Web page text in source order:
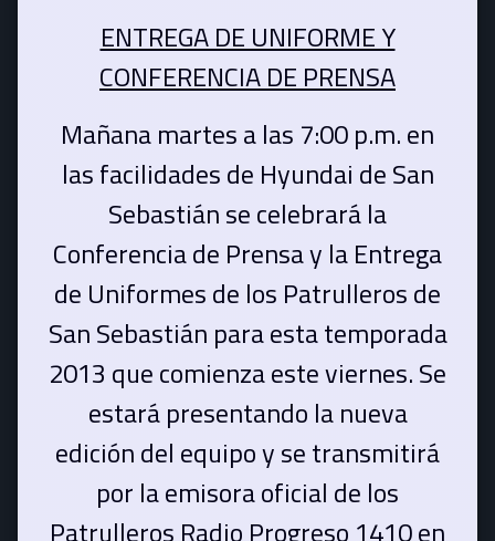
ENTREGA DE UNIFORME Y
CONFERENCIA DE PRENSA
Mañana martes a las 7:00 p.m. en
las facilidades de Hyundai de San
Sebastián se celebrará la
Conferencia de Prensa y la Entrega
de Uniformes de los Patrulleros de
San Sebastián para esta temporada
2013 que comienza este viernes. Se
estará presentando la nueva
edición del equipo y se transmitirá
por la emisora oficial de los
Patrulleros Radio Progreso 1410 en